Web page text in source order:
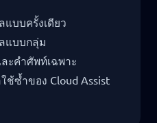
บบครั้งเดียว
แบบกลุ่ม
ะคำศัพท์เฉพาะ
ช้ซ้ำของ Cloud Assist